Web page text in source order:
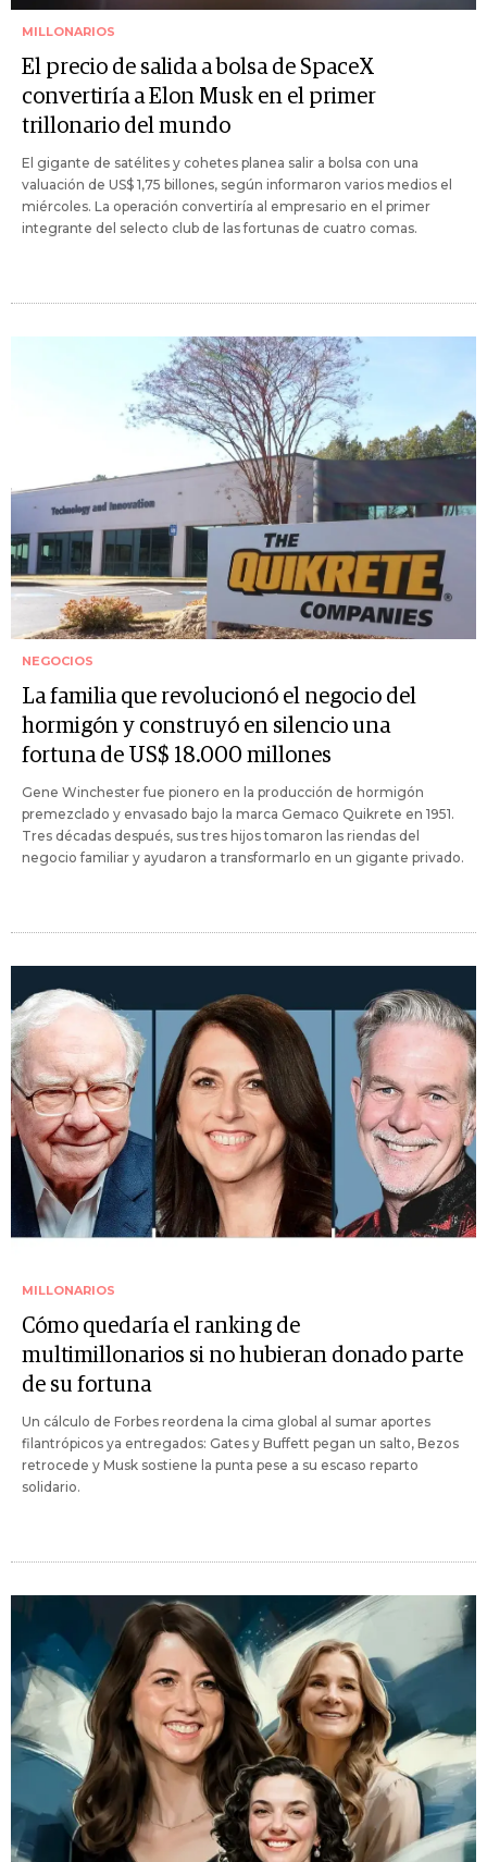
MILLONARIOS
El precio de salida a bolsa de SpaceX
convertiría a Elon Musk en el primer
trillonario del mundo
El gigante de satélites y cohetes planea salir a bolsa con una
valuación de US$ 1,75 billones, según informaron varios medios el
miércoles. La operación convertiría al empresario en el primer
integrante del selecto club de las fortunas de cuatro comas.
NEGOCIOS
La familia que revolucionó el negocio del
hormigón y construyó en silencio una
fortuna de US$ 18.000 millones
Gene Winchester fue pionero en la producción de hormigón
premezclado y envasado bajo la marca Gemaco Quikrete en 1951.
Tres décadas después, sus tres hijos tomaron las riendas del
negocio familiar y ayudaron a transformarlo en un gigante privado.
MILLONARIOS
Cómo quedaría el ranking de
multimillonarios si no hubieran donado parte
de su fortuna
Un cálculo de Forbes reordena la cima global al sumar aportes
filantrópicos ya entregados: Gates y Buffett pegan un salto, Bezos
retrocede y Musk sostiene la punta pese a su escaso reparto
solidario.